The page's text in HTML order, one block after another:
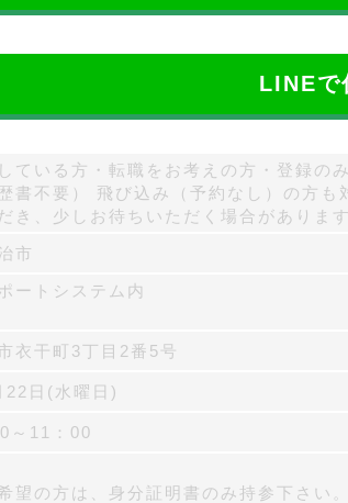
LINEで
ている方・転職をお考えの方・登録の
書不要） 飛び込み（予約なし）の方
き、少しお待ちいただく場合があります
市
ートシステム内
衣干町3丁目2番5号
22日(水曜日)
～11：00
望の方は、身分証明書のみ持参下さい。